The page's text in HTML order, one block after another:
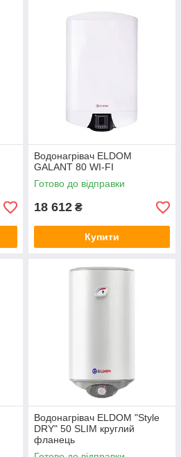
Водонагрівач ELDOM
GALANT 80 WI-FI
Готово до відправки
18 612 ₴
Купити
Водонагрівач ELDOM "Style
DRY" 50 SLIM круглий
фланець